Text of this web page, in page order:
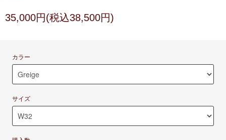
35,000円(税込38,500円)
カラー
サイズ